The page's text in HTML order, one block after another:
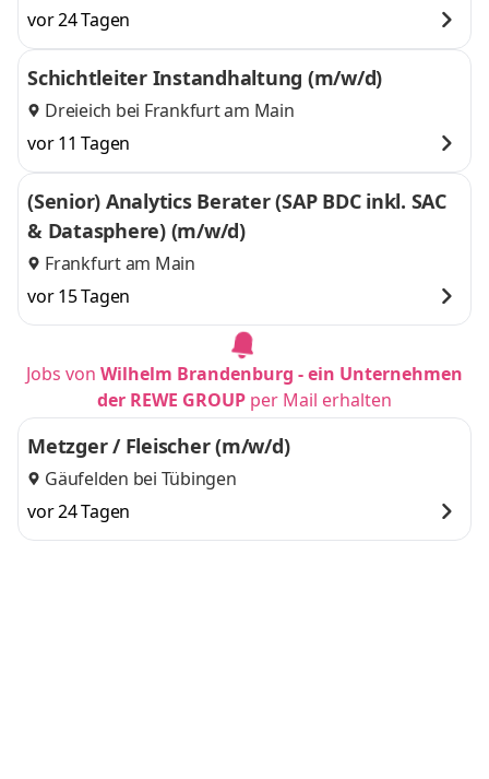
vor 24 Tagen
Schichtleiter Instandhaltung (m/w/d)
Dreieich bei Frankfurt am Main
vor 11 Tagen
(Senior) Analytics Berater (SAP BDC inkl. SAC
& Datasphere) (m/w/d)
Frankfurt am Main
vor 15 Tagen
Jobs von Wilhelm Brandenburg - ein Unternehmen
der REWE GROUP per Mail erhalten
Metzger / Fleischer (m/w/d)
Gäufelden bei Tübingen
vor 24 Tagen